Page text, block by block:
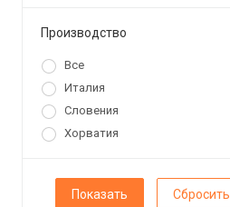
Производство
Все
Италия
Словения
Хорватия
Сбросить